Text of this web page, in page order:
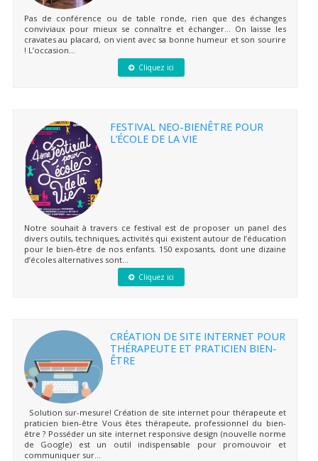
Pas de conférence ou de table ronde, rien que des échanges
conviviaux pour mieux se connaître et échanger… On laisse les
cravates au placard, on vient avec sa bonne humeur et son sourire
! L’occasion...
Cliquez ici
FESTIVAL NEO-BIENÊTRE POUR
L’ÉCOLE DE LA VIE
Notre souhait à travers ce festival est de proposer un panel des
divers outils, techniques, activités qui existent autour de l’éducation
pour le bien-être de nos enfants. 150 exposants, dont une dizaine
d’écoles alternatives sont...
Cliquez ici
CRÉATION DE SITE INTERNET POUR
THÉRAPEUTE ET PRATICIEN BIEN-
ÊTRE
Solution sur-mesure! Création de site internet pour thérapeute et
praticien bien-être Vous êtes thérapeute, professionnel du bien-
être ? Posséder un site internet responsive design (nouvelle norme
de Google) est un outil indispensable pour promouvoir et
communiquer sur...